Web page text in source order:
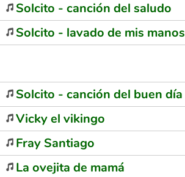
Solcito - canción del saludo
Solcito - lavado de mis manos
Solcito - canción del buen día
Vicky el vikingo
Fray Santiago
La ovejita de mamá